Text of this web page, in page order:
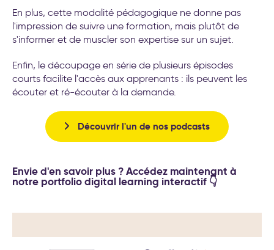
En plus, cette modalité pédagogique ne donne pas
l'impression de suivre une formation, mais plutôt de
s'informer et de muscler son expertise sur un sujet.
Enfin, le découpage en série de plusieurs épisodes
courts facilite l'accès aux apprenants : ils peuvent les
écouter et ré-écouter à la demande.
Découvrir l'un de nos podcasts
Envie d'en savoir plus ? Accédez maintenant à
notre portfolio digital learning interactif 👇